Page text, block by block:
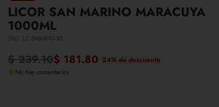
LICOR SAN MARINO MARACUYA
1000ML
SKU: LC-SMMR10-30
Precio
$ 239.10$ 181.80 24% de descuento
No hay comentarios